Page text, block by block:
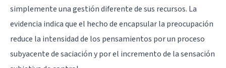
simplemente una gestión diferente de sus recursos. La
evidencia indica que el hecho de encapsular la preocupación
reduce la intensidad de los pensamientos por un proceso
subyacente de saciación y por el incremento de la sensación